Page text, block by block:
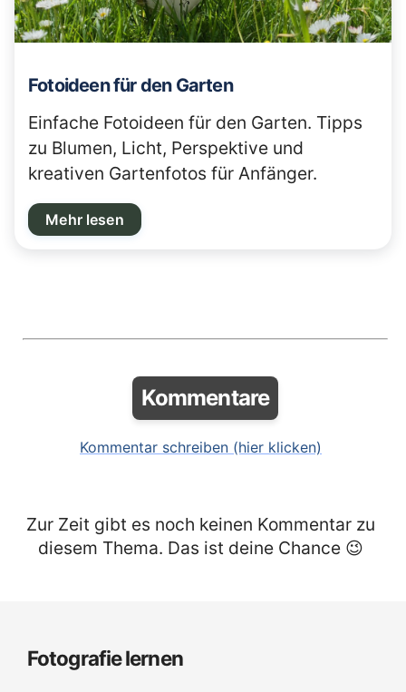
Fotoideen für den Garten
Einfache Fotoideen für den Garten. Tipps
zu Blumen, Licht, Perspektive und
kreativen Gartenfotos für Anfänger.
Mehr lesen
Kommentare
Kommentar schreiben (hier klicken)
Zur Zeit gibt es noch keinen Kommentar zu
diesem Thema. Das ist deine Chance 😉
Fotografie lernen